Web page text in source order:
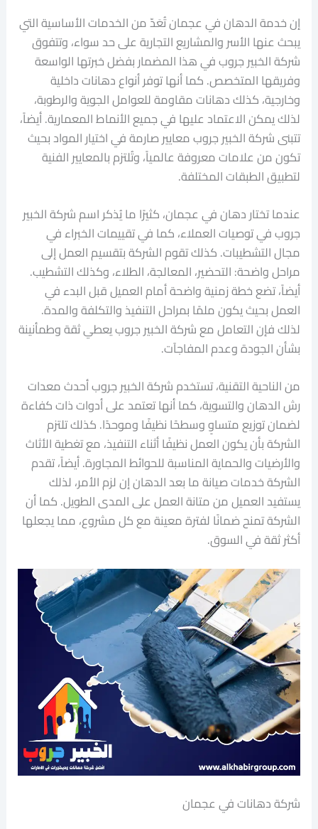
إن خدمة الدهان في عجمان تُعَدّ من الخدمات الأساسية التي
يبحث عنها الأسر والمشاريع التجارية على حد سواء، وتتفوق
شركة الخبير جروب في هذا المضمار بفضل خبرتها الواسعة
وفريقها المتخصص. كما أنها توفر أنواع دهانات داخلية
وخارجية، كذلك دهانات مقاومة للعوامل الجوية والرطوبة،
لذلك يمكن الاعتماد عليها في جميع الأنماط المعمارية. أيضاً،
تتبنى شركة الخبير جروب معايير صارمة في اختيار المواد بحيث
تكون من علامات معروفة عالمياً، وتُلتزم بالمعايير الفنية
لتطبيق الطبقات المختلفة.
عندما تختار دهان في عجمان، كثيرًا ما يُذكر اسم شركة الخبير
جروب في توصيات العملاء، كما في تقييمات الخبراء في
مجال التشطيبات. كذلك تقوم الشركة بتقسيم العمل إلى
مراحل واضحة: التحضير، المعالجة، الطلاء، وكذلك التشطيب.
أيضاً، تضع خطة زمنية واضحة أمام العميل قبل البدء في
العمل بحيث يكون ملمًا بمراحل التنفيذ والتكلفة والمدة.
لذلك فإن التعامل مع شركة الخبير جروب يعطي ثقة وطمأنينة
بشأن الجودة وعدم المفاجآت.
من الناحية التقنية، تستخدم شركة الخبير جروب أحدث معدات
رش الدهان والتسوية، كما أنها تعتمد على أدوات ذات كفاءة
لضمان توزيع متساوٍ وسطحًا نظيفًا وموحدًا. كذلك تلتزم
الشركة بأن يكون العمل نظيفًا أثناء التنفيذ، مع تغطية الأثاث
والأرضيات والحماية المناسبة للحوائط المجاورة. أيضاً، تقدم
الشركة خدمات صيانة ما بعد الدهان إن لزم الأمر، لذلك
يستفيد العميل من متانة العمل على المدى الطويل. كما أن
الشركة تمنح ضمانًا لفترة معينة مع كل مشروع، مما يجعلها
أكثر ثقة في السوق.
شركة دهانات في عجمان